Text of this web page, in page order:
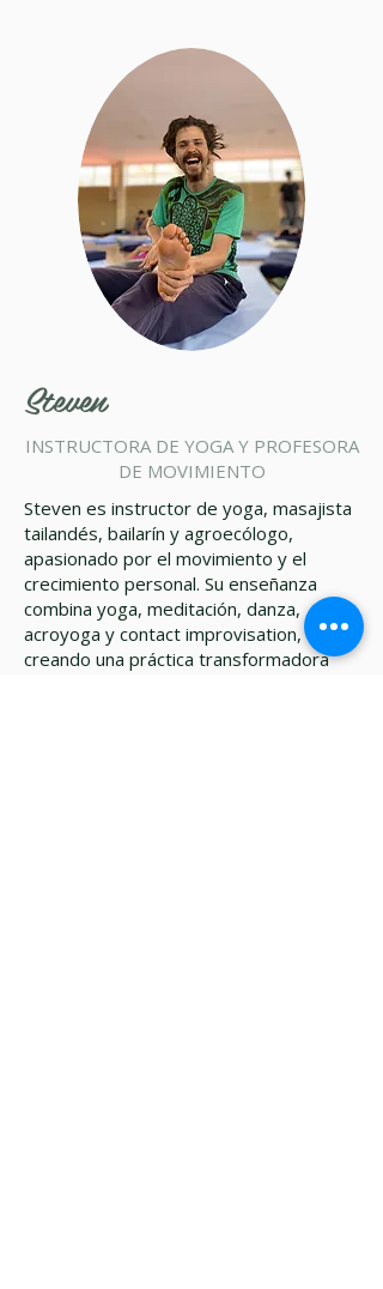
Steven
INSTRUCTORA DE YOGA Y PROFESORA
DE MOVIMIENTO
Steven es instructor de yoga, masajista
tailandés, bailarín y agroecólogo,
apasionado por el movimiento y el
crecimiento personal. Su enseñanza
combina yoga, meditación, danza,
acroyoga y contact improvisation,
creando una práctica transformadora